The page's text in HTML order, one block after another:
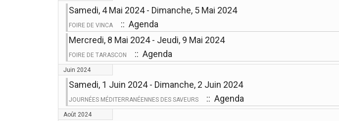
Samedi, 4 Mai 2024 - Dimanche, 5 Mai 2024
FOIRE DE VINCA
:: Agenda
Mercredi, 8 Mai 2024 - Jeudi, 9 Mai 2024
FOIRE DE TARASCON :: Agenda
Juin 2024
Samedi, 1 Juin 2024 - Dimanche, 2 Juin 2024
JOURNÉES MÉDITERRANÉENNES DES SAVEURS :: Agenda
Août 2024